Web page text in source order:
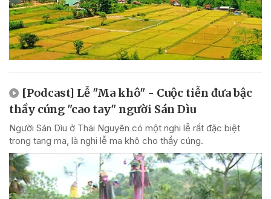
[Podcast] Lễ "Ma khô" - Cuộc tiễn đưa bậc
thầy cúng "cao tay" người Sán Dìu
Người Sán Dìu ở Thái Nguyên có một nghi lễ rất đặc biệt
trong tang ma, là nghi lễ ma khô cho thầy cúng.